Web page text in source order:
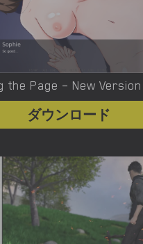
ダウンロード